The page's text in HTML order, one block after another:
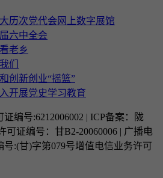
历次党代会网上数字展馆
六中全会
老乡
们
创新创业“摇篮”
开展党史学习教育
编号:6212006002 | ICP备案：陇
可证编号：甘B2-20060006 | 广播电
:(甘)字第079号增值电信业务许可